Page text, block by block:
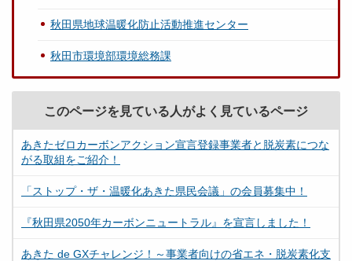
秋田県地球温暖化防止活動推進センター
秋田市環境部環境総務課
このページを見ている人がよく見ているページ
あきたゼロカーボンアクション宣言登録事業者と脱炭素につな
がる取組をご紹介！
「ストップ・ザ・温暖化あきた県民会議」の会員募集中！
『秋田県2050年カーボンニュートラル』を宣言しました！
あきた de GXチャレンジ！～事業者向けの省エネ・脱炭素化支